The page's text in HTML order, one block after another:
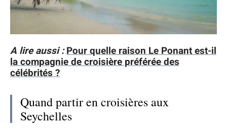
A lire aussi :Pour quelle raison Le Ponant est-il
la compagnie de croisière préférée des
célébrités ?
Quand partir en croisières aux
Seychelles